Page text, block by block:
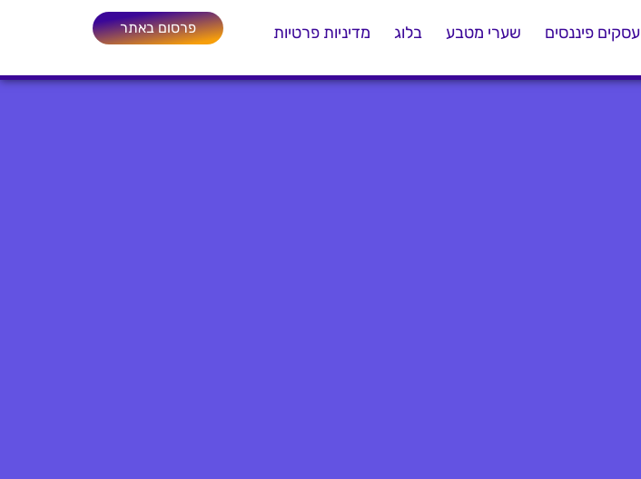
עסקים פיננסים שערי מטבע בלוג מדיניות פרטיות פרסום באתר